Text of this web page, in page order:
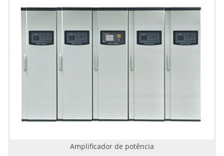
Amplificador de potência